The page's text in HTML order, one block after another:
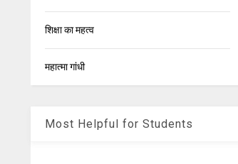
शिक्षा का महत्व
महात्मा गांधी
Most Helpful for Students